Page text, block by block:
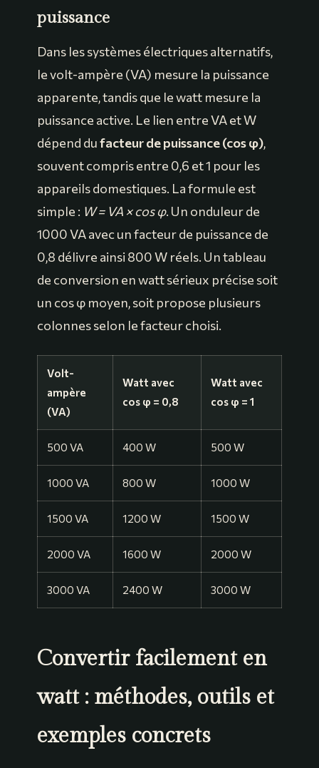
puissance
Dans les systèmes électriques alternatifs,
le volt-ampère (VA) mesure la puissance
apparente, tandis que le watt mesure la
puissance active. Le lien entre VA et W
dépend dufacteur de puissance (cos φ),
souvent compris entre 0,6 et 1 pour les
appareils domestiques. La formule est
simple : W = VA × cos φ. Un onduleur de
1000 VA avec un facteur de puissance de
0,8 délivre ainsi 800 W réels. Un tableau
de conversion en watt sérieux précise soit
un cos φ moyen, soit propose plusieurs
colonnes selon le facteur choisi.
Volt-
ampère
(VA)
Watt avec
cos φ = 0,8
Watt avec
cos φ = 1
500 VA 400 W 500 W
1000 VA 800 W 1000 W
1500 VA 1200 W 1500 W
2000 VA 1600 W 2000 W
3000 VA 2400 W 3000 W
Convertir facilement en
watt : méthodes, outils et
exemples concrets